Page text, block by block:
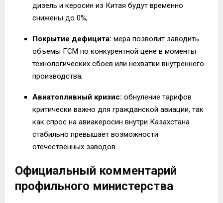
дизель и керосин из Китая будут временно
снижены до 0%;
Покрытие дефицита: мера позволит заводить
объемы ГСМ по конкурентной цене в моменты
технологических сбоев или нехватки внутреннего
производства;
Авиатопливный кризис: обнуление тарифов
критически важно для гражданской авиации, так
как спрос на авиакеросин внутри Казахстана
стабильно превышает возможности
отечественных заводов.
Официальный комментарий
профильного министерства